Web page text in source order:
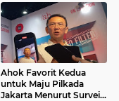
Ahok Favorit Kedua
untuk Maju Pilkada
Jakarta Menurut Survei